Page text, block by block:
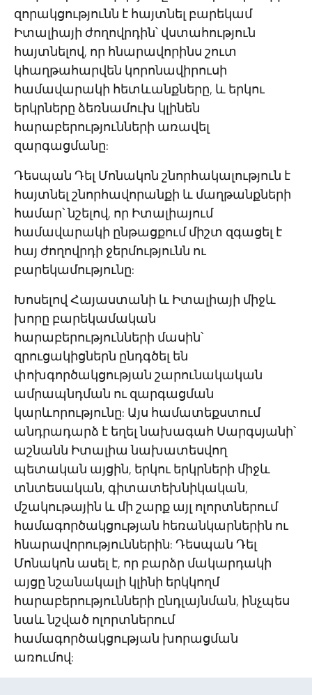
զորակցությունն է հայտնել բարեկամ
Իտալիայի ժողովրդին՝ վստահություն
հայտնելով, որ հնարավորինս շուտ
կհաղթահարվեն կորոնավիրուսի
համավարակի հետևանքները, և երկու
երկրները ձեռնամուխ կլինեն
հարաբերությունների առավել
զարգացմանը:
Դեսպան Դել Մոնակոն շնորհակալություն է
հայտնել շնորհավորանքի և մաղթանքների
համար՝ նշելով, որ Իտալիայում
համավարակի ընթացքում միշտ զգացել է
հայ ժողովրդի ջերմությունն ու
բարեկամությունը:
Խոսելով Հայաստանի և Իտալիայի միջև
խորը բարեկամական
հարաբերությունների մասին՝
զրուցակիցներն ընդգծել են
փոխգործակցության շարունակական
ամրապնդման ու զարգացման
կարևորությունը: Այս համատեքստում
անդրադարձ է եղել նախագահ Սարգսյանի՝
աշնանն Իտալիա նախատեսվող
պետական այցին, երկու երկրների միջև
տնտեսական, գիտատեխնիկական,
մշակութային և մի շարք այլ ոլորտներում
համագործակցության հեռանկարներին ու
հնարավորություններին: Դեսպան Դել
Մոնակոն ասել է, որ բարձր մակարդակի
այցը նշանակալի կլինի երկկողմ
հարաբերությունների ընդլայնման, ինչպես
նաև նշված ոլորտներում
համագործակցության խորացման
առումով: